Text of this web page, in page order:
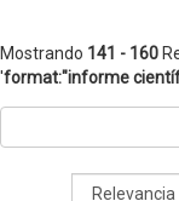
Mostrando 141 - 160
'format:"informe